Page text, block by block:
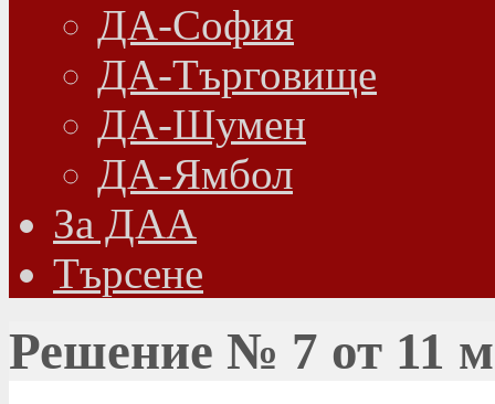
ДА-София
ДА-Търговище
ДА-Шумен
ДА-Ямбол
Зa ДАА
Търсене
Решение № 7 от 11